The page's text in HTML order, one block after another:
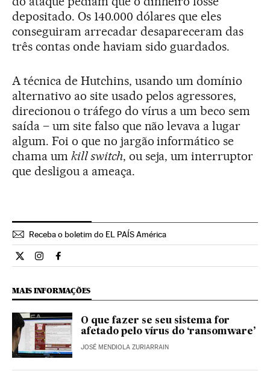
depositado. Os 140.000 dólares que eles
conseguiram arrecadar desapareceram das
três contas onde haviam sido guardados.
A técnica de Hutchins, usando um domínio
alternativo ao site usado pelos agressores,
direcionou o tráfego do vírus a um beco sem
saída – um site falso que não levava a lugar
algum. Foi o que no jargão informático se
chama um kill switch, ou seja, um interruptor
que desligou a ameaça.
Receba o boletim do EL PAÍS América
Internacional El País Brasil en Twitter
Internacional El País Brasil en Instagram
Internacional El País Brasil en Facebook
MAIS INFORMAÇÕES
O que fazer se seu sistema for
afetado pelo vírus do ‘ransomware’
JOSÉ MENDIOLA ZURIARRAIN